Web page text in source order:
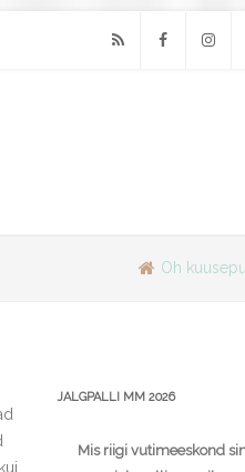
Oh
JALGPALLI MM 2026
Mis riigi vutimeeskond